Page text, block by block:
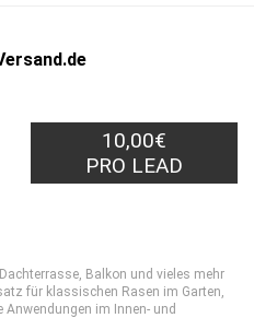
10,00€
PRO LEAD
Balkon und vieles mehr
für klassischen Rasen im Garten,
Anwendungen im Innen- und